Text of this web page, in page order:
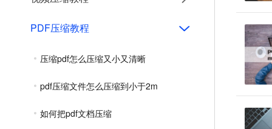
PDF压缩教程
压缩pdf怎么压缩又小又清晰
pdf压缩文件怎么压缩到小于2m
如何把pdf文档压缩